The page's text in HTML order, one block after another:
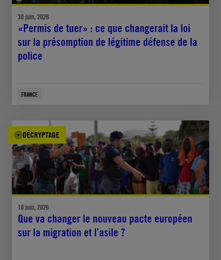
30 juin, 2026
«Permis de tuer» : ce que changerait la loi
sur la présomption de légitime défense de la
police
FRANCE
DÉCRYPTAGE
18 juin, 2026
Que va changer le nouveau pacte européen
sur la migration et l’asile ?